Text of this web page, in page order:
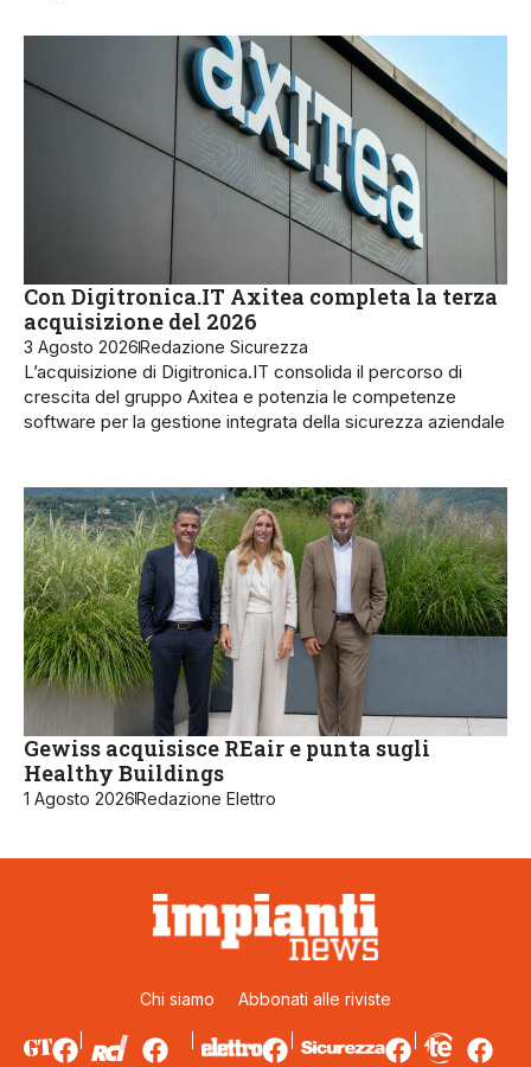
Con Digitronica.IT Axitea completa la terza
acquisizione del 2026
3 Agosto 2026Redazione Sicurezza
L’acquisizione di Digitronica.IT consolida il percorso di
crescita del gruppo Axitea e potenzia le competenze
software per la gestione integrata della sicurezza aziendale
Gewiss acquisisce REair e punta sugli
Healthy Buildings
1 Agosto 2026Redazione Elettro
Chi siamo Abbonati alle riviste